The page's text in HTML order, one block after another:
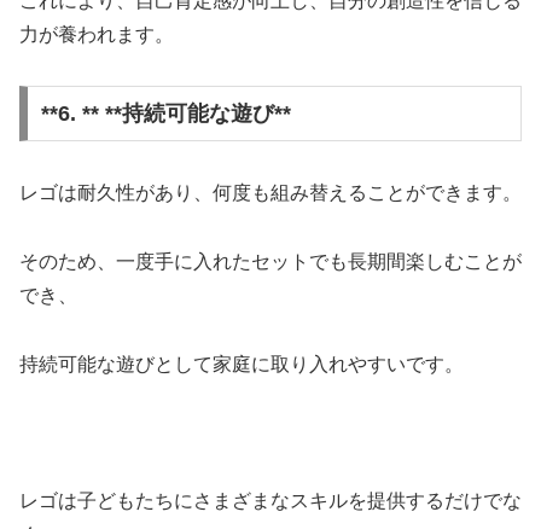
力が養われます。
**6. ** **持続可能な遊び**
レゴは耐久性があり、何度も組み替えることができます。
そのため、一度手に入れたセットでも長期間楽しむことが
でき、
持続可能な遊びとして家庭に取り入れやすいです。
レゴは子どもたちにさまざまなスキルを提供するだけでな